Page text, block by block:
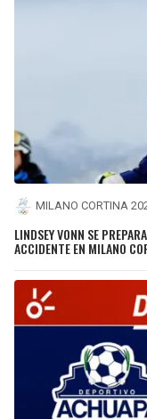
MILANO CORTINA
LINDSEY VONN SE
ACCIDENTE EN MILANO